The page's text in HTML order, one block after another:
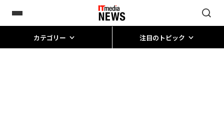
カテゴリー 注目のトピック